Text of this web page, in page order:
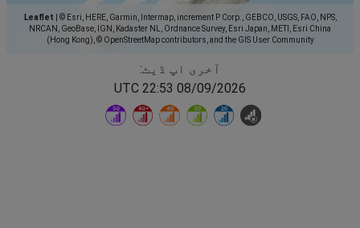
Leaflet
© Esri, HERE, Garmin, Intermap, increment P Corp., GEBCO, USGS, FAO, NPS,
NRCAN, GeoBase, IGN, Kadaster NL, Ordnance Survey, Esri Japan, METI, Esri China
(Hong Kong), © OpenStreetMap contributors, and the GIS User Community
آخری اپ ڈیٹ:
08/09/2026 22:53 UTC